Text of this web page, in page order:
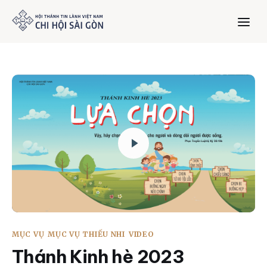
Trang chủ
Giới thiệu
Dưỡng Linh
Thư viện
Mục vụ
Liên hệ
MỤC VỤ MỤC VỤ THIẾU NHI VIDEO
Thánh Kinh hè 2023